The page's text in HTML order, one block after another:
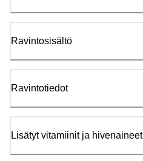
Ravintosisältö
Ravintotiedot
Lisätyt vitamiinit ja hivenaineet